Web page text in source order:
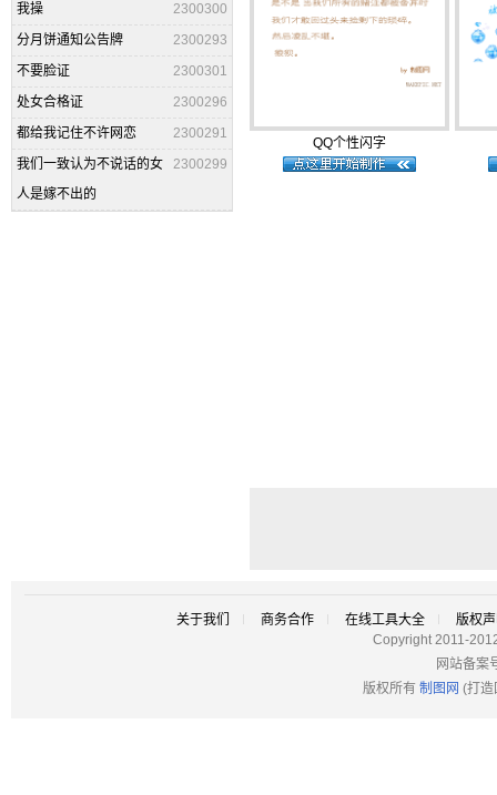
2300300
我操
2300293
分月饼通知公告牌
2300301
不要脸证
2300296
处女合格证
2300291
都给我记住不许网恋
2300299
我们一致认为不说话的女
人是嫁不出的
QQ个性闪字
关于我们 商务合作 在线工具大全
版权
Copyright 2011-
网站备案
版权所有 制图网 (打造